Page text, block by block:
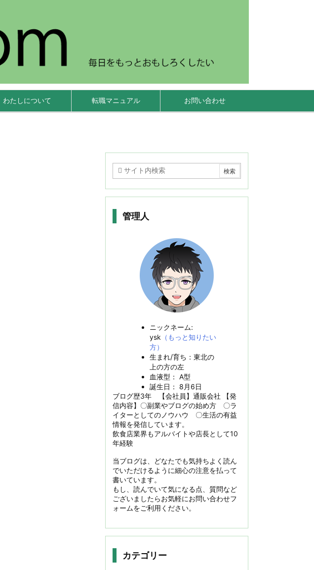
わたしについて 転職マニュアル お問い合わせ
管理人
ニックネーム:
ysk （もっと知りたい
方）
生まれ/育ち：東北の
上の方の左
血液型： A型
誕生日： 8月6日
ブログ歴3年 【会社員】通販会社 【発
信内容】〇副業やブログの始め方 〇ラ
イターとしてのノウハウ 〇生活の有益
情報を発信しています。
飲食店業界もアルバイトや店長として10
年経験
当ブログは、どなたでも気持ちよく読ん
でいただけるように細心の注意を払って
書いています。
もし、読んでいて気になる点、質問など
ございましたらお気軽にお問い合わせフ
ォームをご利用ください。
カテゴリー